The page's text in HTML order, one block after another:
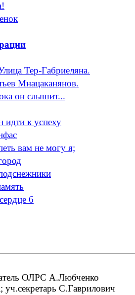
Тер-Габриеляна.
Мнацаканянов.
он слышит...
идти к успеху
вам не могу я;
6
ОЛРС А.Любченко
уч.секретарь С.Гаврилович